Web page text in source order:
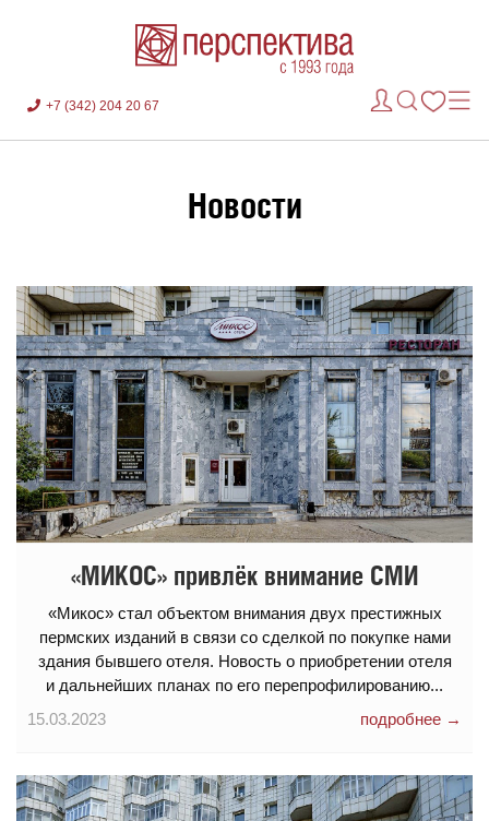
+7 (342) 204 20 67
Новости
«МИКОС» привлёк внимание СМИ
«Микос» стал объектом внимания двух престижных
пермских изданий в связи со сделкой по покупке нами
здания бывшего отеля. Новость о приобретении отеля
и дальнейших планах по его перепрофилированию...
15.03.2023
подробнее →